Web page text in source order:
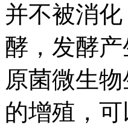
并不被消
酵，发酵
原菌微生
的增殖，